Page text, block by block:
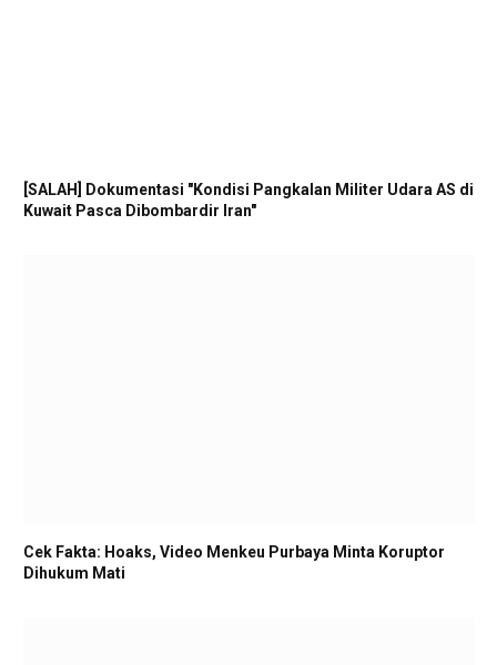
[SALAH] Dokumentasi "Kondisi Pangkalan Militer Udara AS di
Kuwait Pasca Dibombardir Iran"
Cek Fakta: Hoaks, Video Menkeu Purbaya Minta Koruptor
Dihukum Mati